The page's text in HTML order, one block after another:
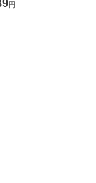
料無料】
円